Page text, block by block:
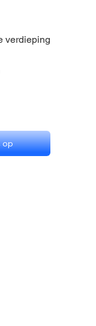
verdieping
op